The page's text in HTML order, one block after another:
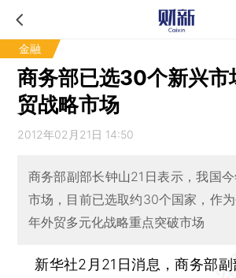
金融
商务部已选30个新兴市
贸战略市场
2012年02月21日 14:50
商务部副部长钟山21日表示，我国
市场，目前已选取约30个国家，作
年外贸多元化战略重点突破市场
新华社2月21日消息，商务部副